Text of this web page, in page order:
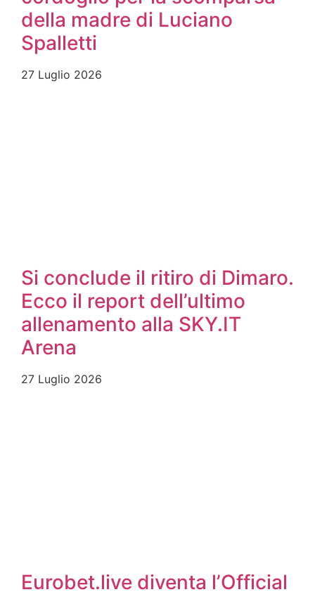
della madre di Luciano
Spalletti
27 Luglio 2026
Si conclude il ritiro di Dimaro.
Ecco il report dell’ultimo
allenamento alla SKY.IT
Arena
27 Luglio 2026
Eurobet.live diventa l’Official